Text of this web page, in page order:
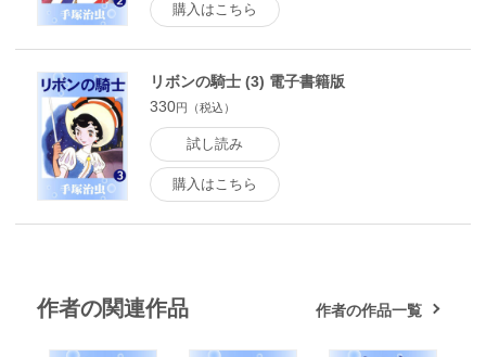
購入はこちら
リボンの騎士 (3) 電子書籍版
330円（税込）
試し読み
購入はこちら
作者の関連作品 作者の作品一覧